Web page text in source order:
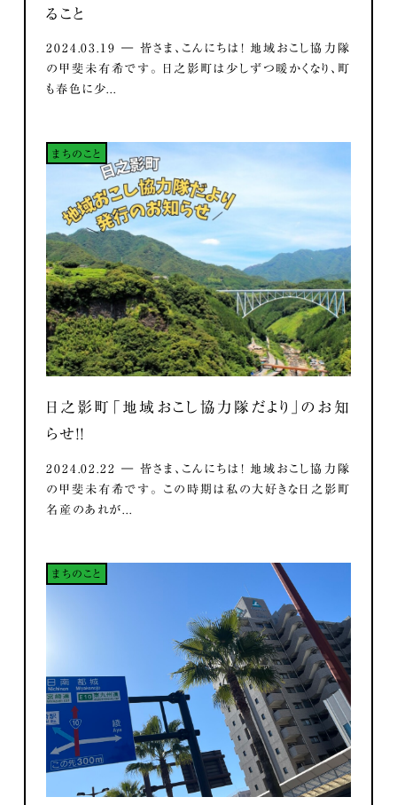
ること
2024.03.19 ― 皆さま、こんにちは！ 地域おこし協力隊
の甲斐未有希です。 日之影町は少しずつ暖かくなり、町
も春色に少...
まちのこと
日之影町「地域おこし協力隊だより」のお知
らせ！！
2024.02.22 ― 皆さま、こんにちは！ 地域おこし協力隊
の甲斐未有希です。 この時期は私の大好きな日之影町
名産のあれが...
まちのこと